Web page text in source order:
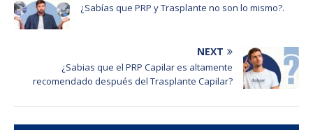
¿Sabías que PRP y Trasplante no son lo mismo?.
NEXT
¿Sabias que el PRP Capilar es altamente
recomendado después del Trasplante Capilar?